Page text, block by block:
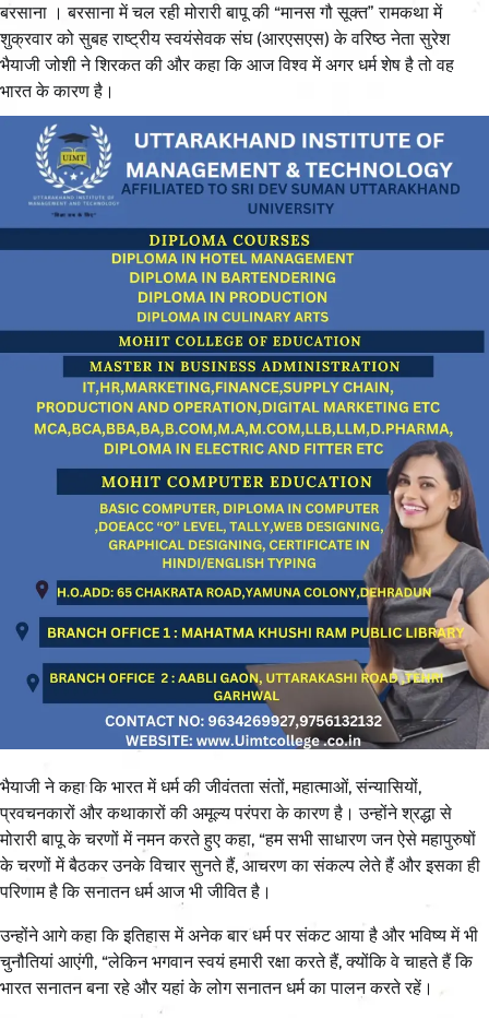
बरसाना । बरसाना में चल रही मोरारी बापू की “मानस गौ सूक्त” रामकथा में
शुक्रवार को सुबह राष्ट्रीय स्वयंसेवक संघ (आरएसएस) के वरिष्ठ नेता सुरेश
भैयाजी जोशी ने शिरकत की और कहा कि आज विश्व में अगर धर्म शेष है तो वह
भारत के कारण है।
भैयाजी ने कहा कि भारत में धर्म की जीवंतता संतों, महात्माओं, संन्यासियों,
प्रवचनकारों और कथाकारों की अमूल्य परंपरा के कारण है। उन्होंने श्रद्धा से
मोरारी बापू के चरणों में नमन करते हुए कहा, “हम सभी साधारण जन ऐसे महापुरुषों
के चरणों में बैठकर उनके विचार सुनते हैं, आचरण का संकल्प लेते हैं और इसका ही
परिणाम है कि सनातन धर्म आज भी जीवित है।
उन्होंने आगे कहा कि इतिहास में अनेक बार धर्म पर संकट आया है और भविष्य में भी
चुनौतियां आएंगी, “लेकिन भगवान स्वयं हमारी रक्षा करते हैं, क्योंकि वे चाहते हैं कि
भारत सनातन बना रहे और यहां के लोग सनातन धर्म का पालन करते रहें।